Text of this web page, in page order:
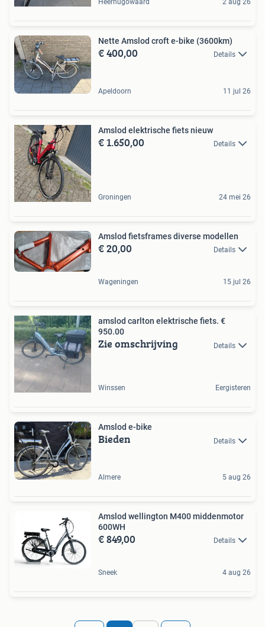
Heerhugowaard 2 aug 26
Nette Amslod croft e-bike (3600km)
€ 400,00 Details
Apeldoorn 11 jul 26
Amslod elektrische fiets nieuw
€ 1.650,00 Details
Groningen 24 mei 26
Amslod fietsframes diverse modellen
€ 20,00 Details
Wageningen 15 jul 26
amslod carlton elektrische fiets. €
950.00
Zie omschrijving Details
Winssen Eergisteren
Amslod e-bike
Bieden Details
Almere 5 aug 26
Amslod wellington M400 middenmotor
600WH
€ 849,00 Details
Sneek 4 aug 26